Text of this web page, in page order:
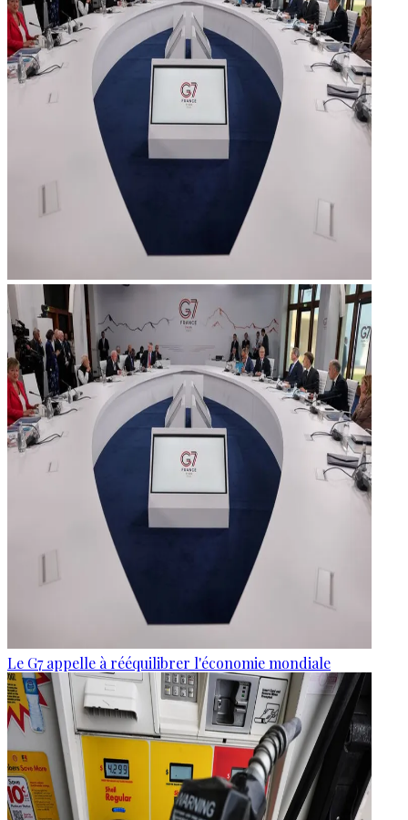
Le G7 appelle à rééquilibrer l'économie mondiale